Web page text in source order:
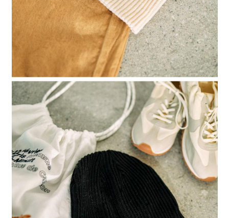
２．關於個人資料處理事宜，請瀏覽以下網址：https://aftee.tw/terms/#terms3
３．未成年的使用者請事先徵得法定代理人或監護人之同意方可使用
「AFTEE先享後付」，若未經同意申辦者引起之損失，本公司不負相關責
４．使用「AFTEE先享後付」時，將依據個別帳號之用戶狀況，依本公司即
時審查核予不同之上限額度；若仍有額度不足之情形，本公司將視審查結果
５．嚴禁一人註冊多個帳號或使用他人資訊註冊。若發現惡意使用之情形，
恩沛科技股份有限公司將有權停止該用戶之使用額度並採取法律行動。